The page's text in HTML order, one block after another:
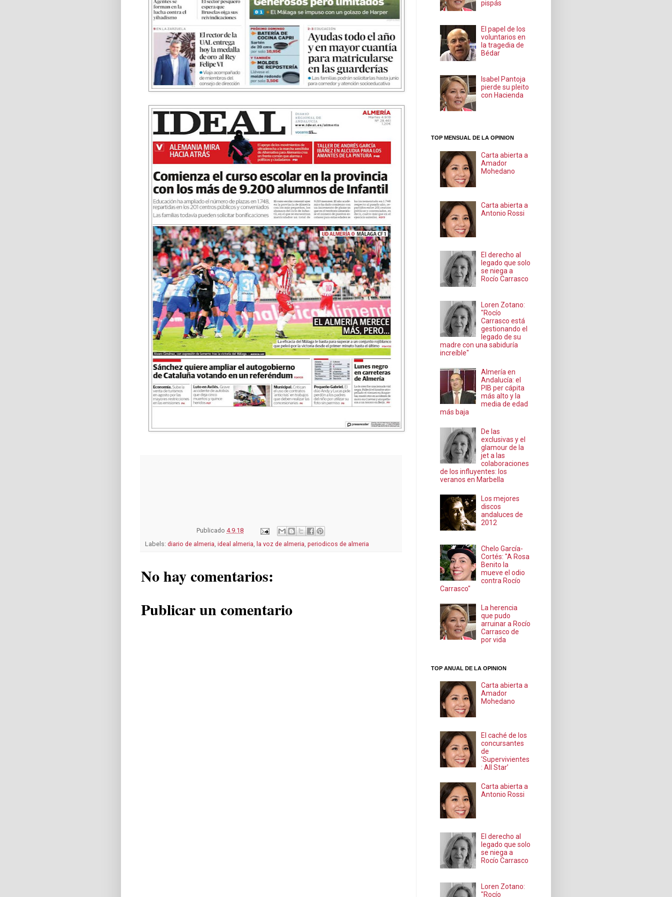
Publicado 4.9.18
Labels: diario de almeria, ideal almeria, la voz de almeria, periodicos de almeria
No hay comentarios:
Publicar un comentario
pispás
El papel de los
voluntarios en
la tragedia de
Bédar
Isabel Pantoja
pierde su pleito
con Hacienda
TOP MENSUAL DE LA OPINION
Carta abierta a
Amador
Mohedano
Carta abierta a
Antonio Rossi
El derecho al
legado que solo
se niega a
Rocío Carrasco
Loren Zotano:
"Rocío
Carrasco está
gestionando el
legado de su
madre con una sabiduría
increíble"
Almería en
Andalucía: el
PIB per cápita
más alto y la
media de edad
más baja
De las
exclusivas y el
glamour de la
jet a las
colaboraciones
de los influyentes: los
veranos en Marbella
Los mejores
discos
andaluces de
2012
Chelo García-
Cortés: "A Rosa
Benito la
mueve el odio
contra Rocío
Carrasco"
La herencia
que pudo
arruinar a Rocío
Carrasco de
por vida
TOP ANUAL DE LA OPINION
Carta abierta a
Amador
Mohedano
El caché de los
concursantes
de
‘Supervivientes
: All Star’
Carta abierta a
Antonio Rossi
El derecho al
legado que solo
se niega a
Rocío Carrasco
Loren Zotano:
"Rocío